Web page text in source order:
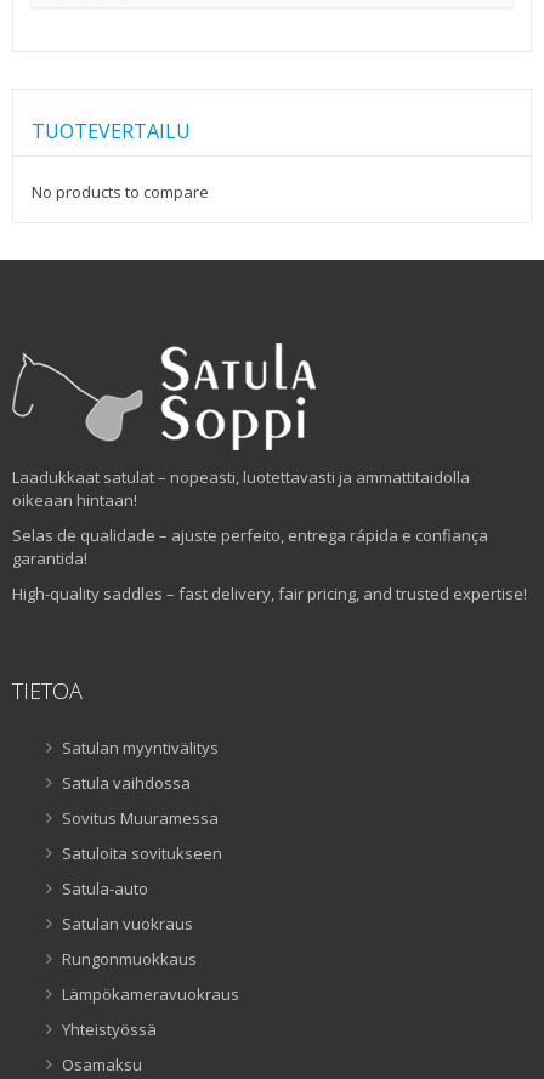
TUOTEVERTAILU
No products to compare
Laadukkaat satulat – nopeasti, luotettavasti ja ammattitaidolla
oikeaan hintaan!
Selas de qualidade – ajuste perfeito, entrega rápida e confiança
garantida!
High-quality saddles – fast delivery, fair pricing, and trusted expertise!
TIETOA
Satulan myyntivälitys
Satula vaihdossa
Sovitus Muuramessa
Satuloita sovitukseen
Satula-auto
Satulan vuokraus
Rungonmuokkaus
Lämpökameravuokraus
Yhteistyössä
Osamaksu